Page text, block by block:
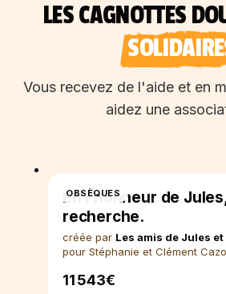
LES CAGNOTTES
Vous recevez de l'aide et en
aidez une
OBSÈQUES
En l’honneur de
recherche.
créée par Les amis de Jules
pour Stéphanie et Clément
11 543€